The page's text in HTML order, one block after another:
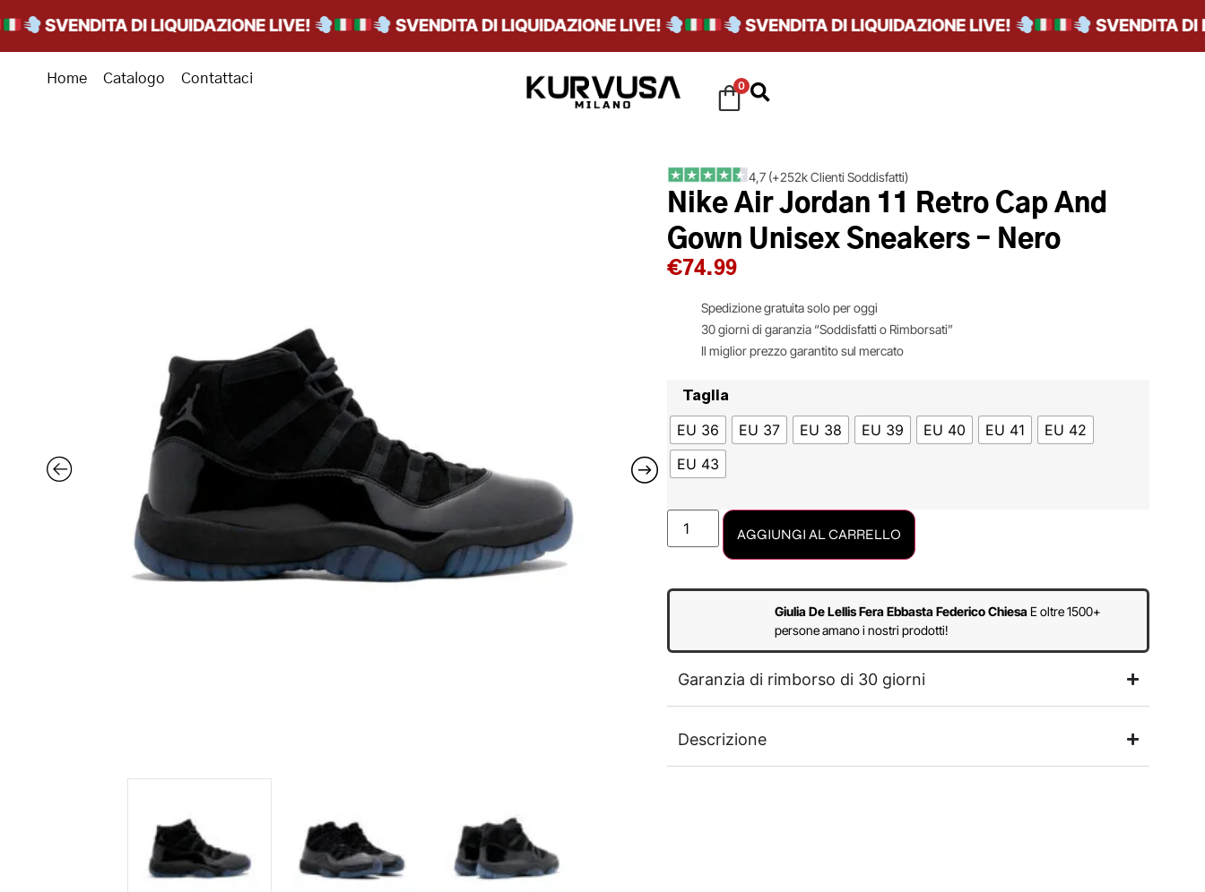
SVENDITA DI LIQUIDAZIONE LIVE! SVENDITA DI LIQUIDAZIONE LIVE! SVENDITA DI LIQUIDAZIONE LIVE! SVENDITA DI
Home Catalogo Contattaci 0
4,7 (+252k Clienti Soddisfatti)
Nike Air Jordan 11 Retro Cap And
Gown Unisex Sneakers – Nero
€74.99
Spedizione gratuita solo per oggi
30 giorni di garanzia “Soddisfatti o Rimborsati”
Il miglior prezzo garantito sul mercato
Taglia
EU 36
EU 37 EU 38 EU 39 EU 40 EU 41
EU 42
EU 43
AGGIUNGI AL CARRELLO
Giulia De Lellis Fera Ebbasta Federico ChiesaE oltre 1500+
persone amano i nostri prodotti!
Garanzia di rimborso di 30 giorni
Descrizione